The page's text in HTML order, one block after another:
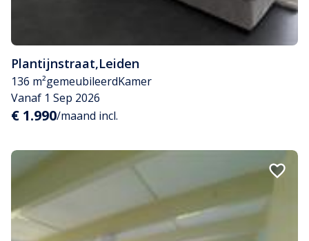
Plantijnstraat,Leiden
136 m²gemeubileerdKamer
Vanaf 1 Sep 2026
€ 1.990/maand incl.